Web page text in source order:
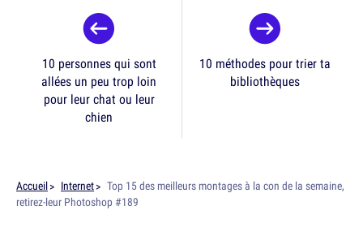
10 personnes qui sont
allées un peu trop loin
pour leur chat ou leur
chien
10 méthodes pour trier ta
bibliothèques
Accueil Internet
Top 15 des meilleurs montages à la con de la semaine,
retirez-leur Photoshop #189